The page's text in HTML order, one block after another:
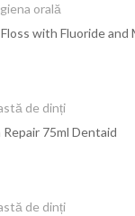
orală
with Fluoride and
de dinți
75ml Dentaid
de dinți